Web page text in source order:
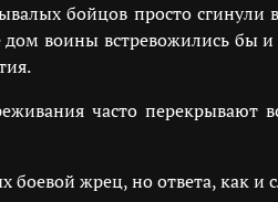
бойцов просто
воины встревожились бы и
часто перекрывают
жрец, но ответа, как и